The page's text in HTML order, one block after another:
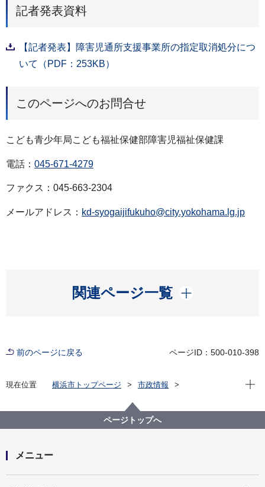
記者発表資料
【記者発表】障害児通所支援事業所の指定取消処分につ
いて（PDF：253KB）
このページへのお問合せ
こども青少年局こども福祉保健部障害児福祉保健課
電話： 045-671-4279
ファクス：045-663-2304
メールアドレス： kd-syogaijifukuho@city.yokohama.lg.jp
関連ページ一覧
開く
前のページに戻る ページID：500-010-398
現在位置 横浜市トップページ
市政情報
記者発表 2025年度
障害児通所支援事業所の指定取消処分について
現在
ページトップへ
メニュー